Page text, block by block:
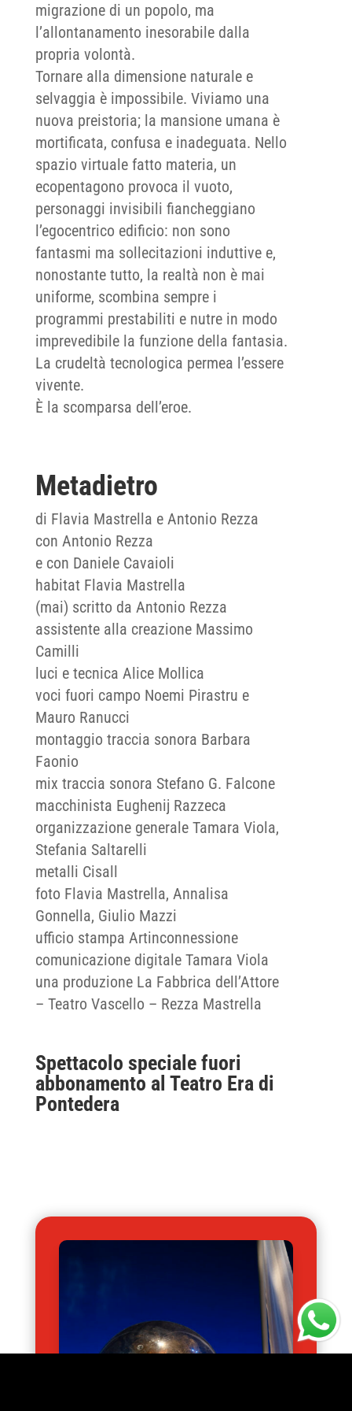
migrazione di un popolo, ma
l’allontanamento inesorabile dalla
propria volontà.
Tornare alla dimensione naturale e
selvaggia è impossibile. Viviamo una
nuova preistoria; la mansione umana è
mortificata, confusa e inadeguata. Nello
spazio virtuale fatto materia, un
ecopentagono provoca il vuoto,
personaggi invisibili fiancheggiano
l’egocentrico edificio: non sono
fantasmi ma sollecitazioni induttive e,
nonostante tutto, la realtà non è mai
uniforme, scombina sempre i
programmi prestabiliti e nutre in modo
imprevedibile la funzione della fantasia.
La crudeltà tecnologica permea l’essere
vivente.
È la scomparsa dell’eroe.
Metadietro
di Flavia Mastrella e Antonio Rezza
con Antonio Rezza
e con Daniele Cavaioli
habitat Flavia Mastrella
(mai) scritto da Antonio Rezza
assistente alla creazione Massimo
Camilli
luci e tecnica Alice Mollica
voci fuori campo Noemi Pirastru e
Mauro Ranucci
montaggio traccia sonora Barbara
Faonio
mix traccia sonora Stefano G. Falcone
macchinista Eughenij Razzeca
organizzazione generale Tamara Viola,
Stefania Saltarelli
metalli Cisall
foto Flavia Mastrella, Annalisa
Gonnella, Giulio Mazzi
ufficio stampa Artinconnessione
comunicazione digitale Tamara Viola
una produzione La Fabbrica dell’Attore
– Teatro Vascello – Rezza Mastrella
Spettacolo speciale fuori
abbonamento al Teatro Era di
Pontedera